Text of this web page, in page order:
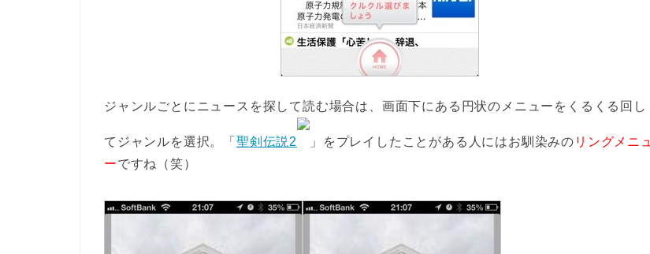
ジャンルごとにニュースを探して読む場合は、画面下にある円状のメニューをくるくる回し
てジャンルを選択。「 聖剣伝説2 」をプレイしたことがある人にはお馴染みの リングメニュ
ーですね（笑）